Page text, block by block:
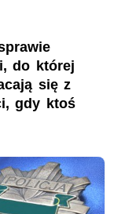
do której
się z
gdy ktoś